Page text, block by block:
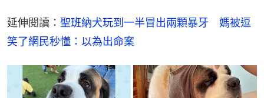
延伸閱讀： 聖班納犬玩到一半冒出兩顆暴牙　媽被逗
笑了網民秒懂：以為出命案